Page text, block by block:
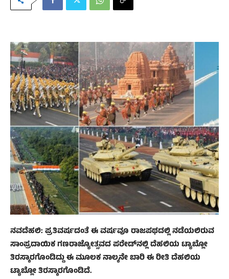
ನವದೆಹಲಿ: ಪ್ರತಿವರ್ಷದಂತೆ ಈ ವರ್ಷವೂ ರಾಜಪಥದಲ್ಲಿ ನಡೆಯಲಿರುವ
ಸಾಂಪ್ರದಾಯಿಕ ಗಣರಾಜ್ಯೋತ್ಸವದ ಪರೇಡ್‌ನಲ್ಲಿ ದೆಹಲಿಯ ಟ್ಯಾಬ್ಲೋ
ತಿರಸ್ಕಾರಗೊಂಡಿದ್ದು ಈ ಮೂಲಕ ನಾಲ್ಕನೇ ಬಾರಿ ಈ ರೀತಿ ದೆಹಲಿಯ
ಟ್ಯಾಬ್ಲೋ ತಿರಸ್ಕಾರಗೊಂಡಿದೆ.